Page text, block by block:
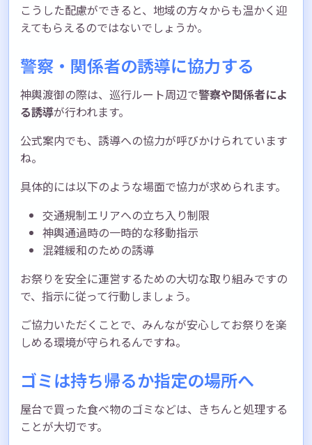
こうした配慮ができると、地域の方々からも温かく迎
えてもらえるのではないでしょうか。
警察・関係者の誘導に協力する
神輿渡御の際は、巡行ルート周辺で警察や関係者によ
る誘導が行われます。
公式案内でも、誘導への協力が呼びかけられています
ね。
具体的には以下のような場面で協力が求められます。
交通規制エリアへの立ち入り制限
神輿通過時の一時的な移動指示
混雑緩和のための誘導
お祭りを安全に運営するための大切な取り組みですの
で、指示に従って行動しましょう。
ご協力いただくことで、みんなが安心してお祭りを楽
しめる環境が守られるんですね。
ゴミは持ち帰るか指定の場所へ
屋台で買った食べ物のゴミなどは、きちんと処理する
ことが大切です。